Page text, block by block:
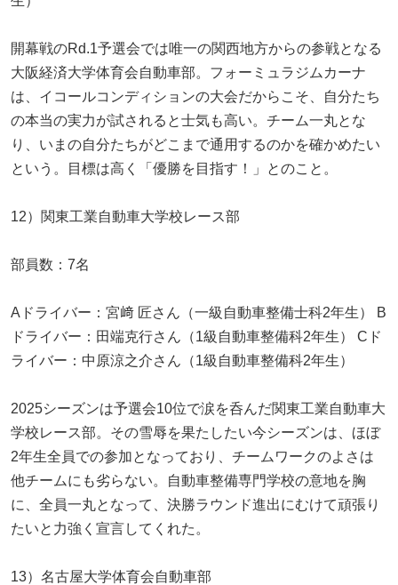
開幕戦のRd.1予選会では唯一の関西地方からの参戦となる
大阪経済大学体育会自動車部。フォーミュラジムカーナ
は、イコールコンディションの大会だからこそ、自分たち
の本当の実力が試されると士気も高い。チーム一丸とな
り、いまの自分たちがどこまで通用するのかを確かめたい
という。目標は高く「優勝を目指す！」とのこと。
12）関東工業自動車大学校レース部
部員数：7名
Aドライバー：宮﨑 匠さん（一級自動車整備士科2年生） B
ドライバー：田端克行さん（1級自動車整備科2年生） Cド
ライバー：中原涼之介さん（1級自動車整備科2年生）
2025シーズンは予選会10位で涙を呑んだ関東工業自動車大
学校レース部。その雪辱を果たしたい今シーズンは、ほぼ
2年生全員での参加となっており、チームワークのよさは
他チームにも劣らない。自動車整備専門学校の意地を胸
に、全員一丸となって、決勝ラウンド進出にむけて頑張り
たいと力強く宣言してくれた。
13）名古屋大学体育会自動車部